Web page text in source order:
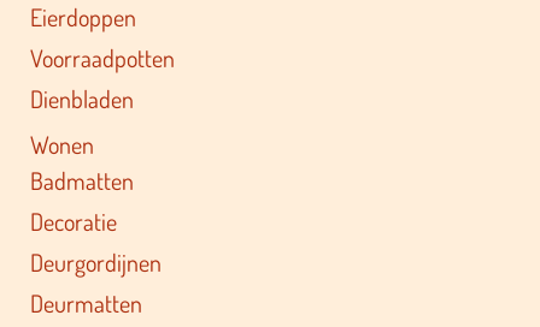
Eierdoppen
Voorraadpotten
Dienbladen
Wonen
Badmatten
Decoratie
Deurgordijnen
Deurmatten